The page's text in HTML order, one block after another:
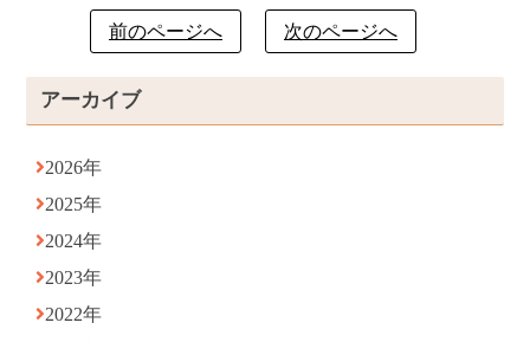
アーカイブ
2026年
2025年
2024年
2023年
2022年
前のページへ 次のページへ